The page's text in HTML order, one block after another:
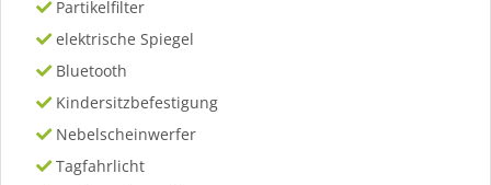
Partikelfilter
elektrische Spiegel
Bluetooth
Kindersitzbefestigung
Nebelscheinwerfer
Tagfahrlicht